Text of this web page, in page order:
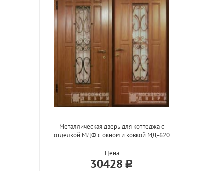
Металлическая дверь для коттеджа с
отделкой МДФ с окном и ковкой МД-620
Цена
30428